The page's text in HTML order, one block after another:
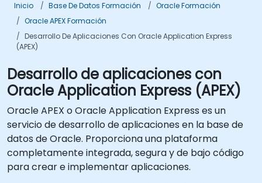
Inicio Base De Datos Formación
Oracle Formación
Oracle APEX Formación
Desarrollo De Aplicaciones Con Oracle Application Express
(APEX)
Desarrollo de aplicaciones con
Oracle Application Express (APEX)
Oracle APEX o Oracle Application Express es un
servicio de desarrollo de aplicaciones en la base de
datos de Oracle. Proporciona una plataforma
completamente integrada, segura y de bajo código
para crear e implementar aplicaciones.